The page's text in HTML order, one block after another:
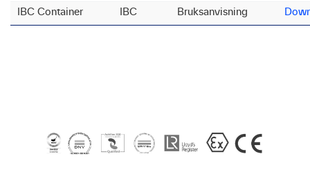
IBC Container IBC Bruksanvisning